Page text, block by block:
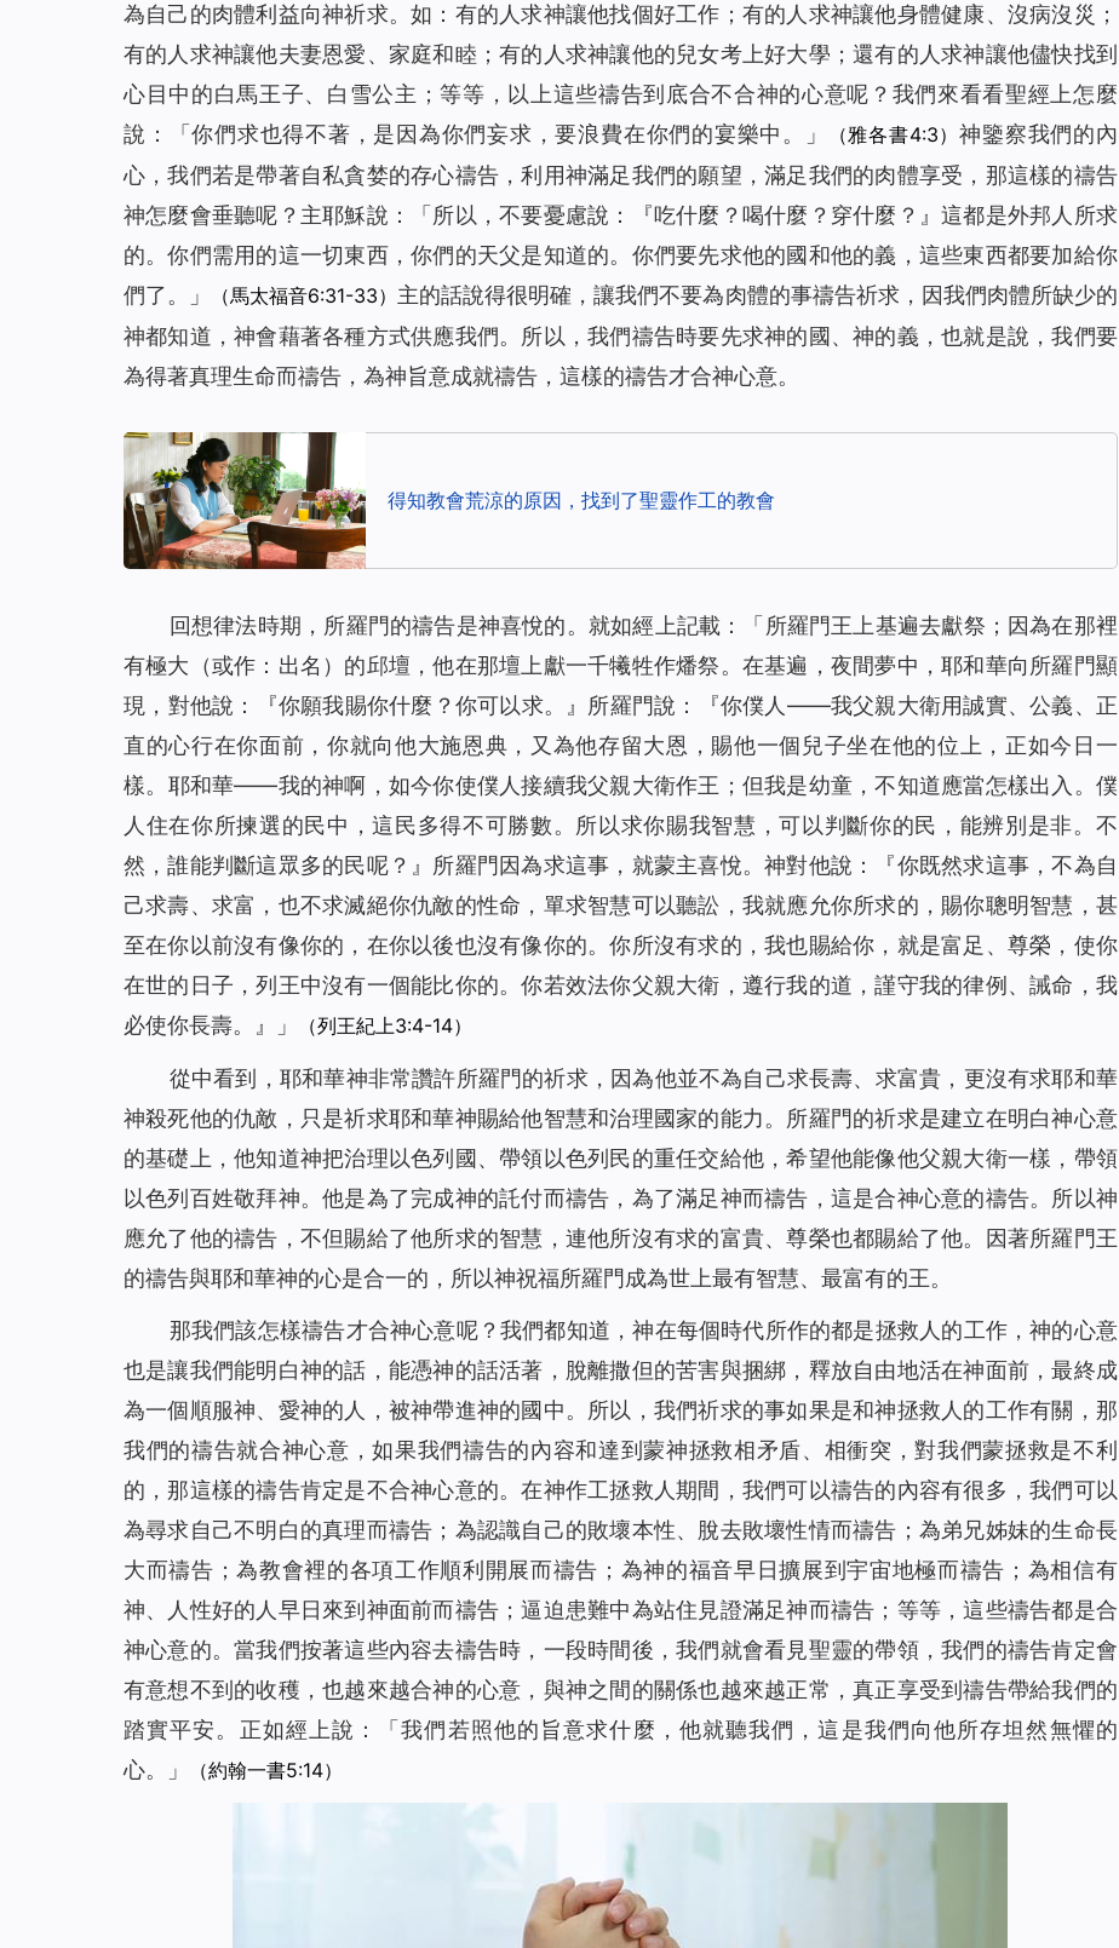
為自己的肉體利益向神祈求。如：有的人求神讓他找個好工作；有的人求神讓他身體健康、沒病沒災；
有的人求神讓他夫妻恩愛、家庭和睦；有的人求神讓他的兒女考上好大學；還有的人求神讓他儘快找到
心目中的白馬王子、白雪公主；等等，以上這些禱告到底合不合神的心意呢？我們來看看聖經上怎麼
說：「你們求也得不著，是因為你們妄求，要浪費在你們的宴樂中。」
（雅各書4:3）神鑒察我們的內
心，我們若是帶著自私貪婪的存心禱告，利用神滿足我們的願望，滿足我們的肉體享受，那這樣的禱告
神怎麼會垂聽呢？主耶穌說：「 所以，不要憂慮說：『吃什麼？喝什麼？穿什麼？』這都是外邦人所求
的。你們需用的這一切東西，你們的天父是知道的。你們要先求他的國和他的義，這些東西都要加給你
們了。
」 （馬太福音6:31-33） 主的話說得很明確，讓我們不要為肉體的事禱告祈求，因我們肉體所缺少的
神都知道，神會藉著各種方式供應我們。所以，我們禱告時要先求神的國、神的義，也就是說，我們要
為得著真理生命而禱告，為神旨意成就禱告，這樣的禱告才合神心意。
得知教會荒涼的原因，找到了聖靈作工的教會
回想律法時期，所羅門的禱告是神喜悅的。就如經上記載：「所羅門王上基遍去獻祭；因為在那裡
有極大（或作：出名）的邱壇，他在那壇上獻一千犧牲作燔祭。在基遍，夜間夢中，耶和華向所羅門顯
現，對他說：『你願我賜你什麼？你可以求。
』所羅門說：『你僕人——我父親大衛用誠實、公義、正
直的心行在你面前，你就向他大施恩典，又為他存留大恩，賜他一個兒子坐在他的位上，正如今日一
樣。耶和華——我的神啊，如今你使僕人接續我父親大衛作王；但我是幼童，不知道應當怎樣出入。僕
人住在你所揀選的民中，這民多得不可勝數。所以求你賜我智慧，可以判斷你的民，能辨別是非。不
然，誰能判斷這眾多的民呢？』所羅門因為求這事，就蒙主喜悅。神對他說：『你既然求這事，不為自
己求壽、求富，也不求滅絕你仇敵的性命，單求智慧可以聽訟，我就應允你所求的，賜你聰明智慧，甚
至在你以前沒有像你的，在你以後也沒有像你的。你所沒有求的，我也賜給你，就是富足、尊榮，使你
在世的日子，列王中沒有一個能比你的。你若效法你父親大衛，遵行我的道，謹守我的律例、誡命，我
必使你長壽。
』」 （列王紀上3:4-14）
從中看到，耶和華神非常讚許所羅門的祈求，因為他並不為自己求長壽、求富貴，更沒有求耶和華
神殺死他的仇敵，只是祈求耶和華神賜給他智慧和治理國家的能力。所羅門的祈求是建立在明白神心意
的基礎上，他知道神把治理以色列國、帶領以色列民的重任交給他，希望他能像他父親大衛一樣，帶領
以色列百姓敬拜神。他是為了完成神的託付而禱告，為了滿足神而禱告，這是合神心意的禱告。所以神
應允了他的禱告，不但賜給了他所求的智慧，連他所沒有求的富貴、尊榮也都賜給了他。因著所羅門王
的禱告與耶和華神的心是合一的，所以神祝福所羅門成為世上最有智慧、最富有的王。
那我們該怎樣禱告才合神心意呢？我們都知道，神在每個時代所作的都是拯救人的工作，神的心意
也是讓我們能明白神的話，能憑神的話活著，脫離撒但的苦害與捆綁，釋放自由地活在神面前，最終成
為一個順服神、愛神的人，被神帶進神的國中。所以，我們祈求的事如果是和神拯救人的工作有關，那
我們的禱告就合神心意，如果我們禱告的內容和達到蒙神拯救相矛盾、相衝突，對我們蒙拯救是不利
的，那這樣的禱告肯定是不合神心意的。在神作工拯救人期間，我們可以禱告的內容有很多，我們可以
為尋求自己不明白的真理而禱告；為認識自己的敗壞本性、脫去敗壞性情而禱告；為弟兄姊妹的生命長
大而禱告；為教會裡的各項工作順利開展而禱告；為神的福音早日擴展到宇宙地極而禱告；為相信有
神、人性好的人早日來到神面前而禱告；逼迫患難中為站住見證滿足神而禱告；等等，這些禱告都是合
神心意的。當我們按著這些內容去禱告時，一段時間後，我們就會看見聖靈的帶領，我們的禱告肯定會
有意想不到的收穫，也越來越合神的心意，與神之間的關係也越來越正常，真正享受到禱告帶給我們的
踏實平安。正如經上說：「我們若照他的旨意求什麼，他就聽我們，這是我們向他所存坦然無懼的
心。」
（約翰一書5:14）